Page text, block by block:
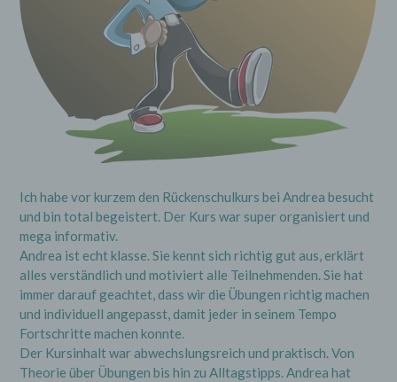
Ich habe vor kurzem den Rückenschulkurs bei Andrea besucht
und bin total begeistert. Der Kurs war super organisiert und
mega informativ.
Andrea ist echt klasse. Sie kennt sich richtig gut aus, erklärt
alles verständlich und motiviert alle Teilnehmenden. Sie hat
immer darauf geachtet, dass wir die Übungen richtig machen
und individuell angepasst, damit jeder in seinem Tempo
Fortschritte machen konnte.
Der Kursinhalt war abwechslungsreich und praktisch. Von
Theorie über Übungen bis hin zu Alltagstipps. Andrea hat